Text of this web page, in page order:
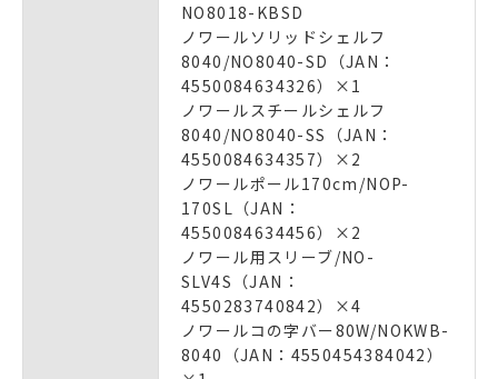
NO8018-KBSD
ノワールソリッドシェルフ
8040/NO8040-SD（JAN：
4550084634326）×1
ノワールスチールシェルフ
8040/NO8040-SS（JAN：
4550084634357）×2
ノワールポール170cm/NOP-
170SL（JAN：
4550084634456）×2
ノワール用スリーブ/NO-
SLV4S（JAN：
4550283740842）×4
ノワールコの字バー80W/NOKWB-
8040（JAN：4550454384042）